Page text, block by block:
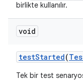
birlikte kullanılır.
void
testStarted(
Tek bir test